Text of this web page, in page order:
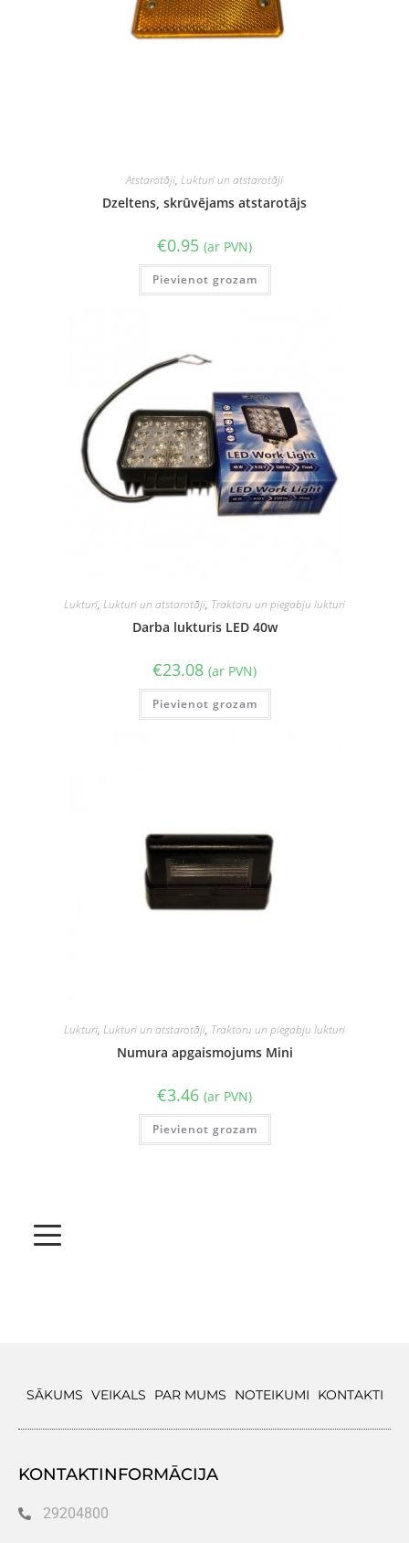
Atstarotāji, Lukturi un atstarotāji
Dzeltens, skrūvējams atstarotājs
€0.95 (ar PVN)
Pievienot grozam
Lukturi, Lukturi un atstarotāji, Traktoru un piegabju lukturi
Darba lukturis LED 40w
€23.08 (ar PVN)
Pievienot grozam
Lukturi, Lukturi un atstarotāji, Traktoru un piegabju lukturi
Numura apgaismojums Mini
€3.46 (ar PVN)
Pievienot grozam
SĀKUMS VEIKALS PAR MUMS NOTEIKUMI KONTAKTI
KONTAKTINFORMĀCIJA
29204800